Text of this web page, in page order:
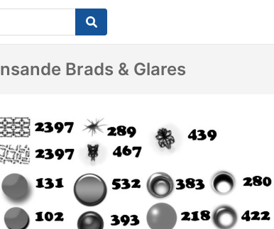
Brads & Glares